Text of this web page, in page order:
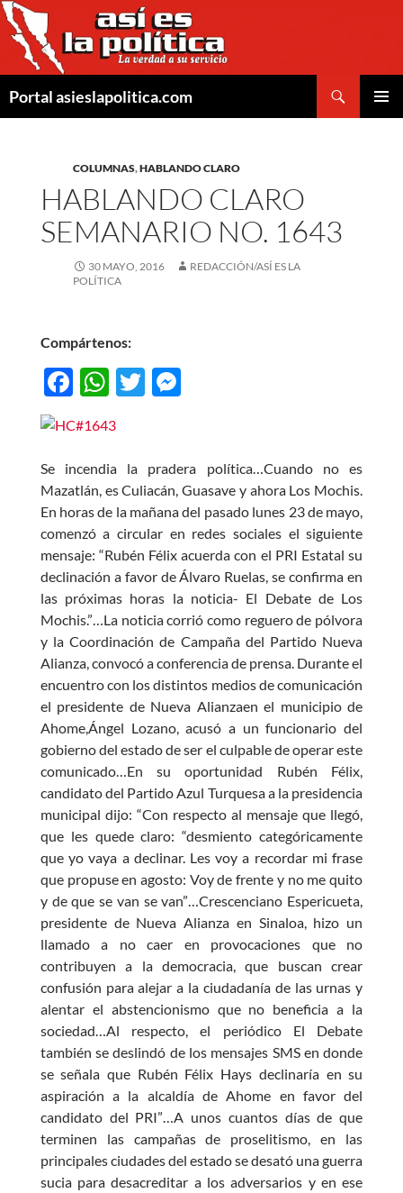
Saltar
al
contenido
Portal asieslapolitica.com
COLUMNAS,HABLANDO CLARO
HABLANDO CLARO
SEMANARIO NO. 1643
30 MAYO, 2016
REDACCIÓN/ASÍ ES LA
POLÍTICA
Compártenos:
F
e
b
o
o
k
W
at
s
A
p
p
T
er
M
n
g
er
Se incendia la pradera política…Cuando no es
Mazatlán, es Culiacán, Guasave y ahora Los Mochis.
En horas de la mañana del pasado lunes 23 de mayo,
comenzó a circular en redes sociales el siguiente
mensaje: “Rubén Félix acuerda con el PRI Estatal su
declinación a favor de Álvaro Ruelas, se confirma en
las próximas horas la noticia- El Debate de Los
Mochis.”…La noticia corrió como reguero de pólvora
y la Coordinación de Campaña del Partido Nueva
Alianza, convocó a conferencia de prensa. Durante el
encuentro con los distintos medios de comunicación
el presidente de Nueva Alianzaen el municipio de
Ahome,Ángel Lozano, acusó a un funcionario del
gobierno del estado de ser el culpable de operar este
comunicado…En su oportunidad Rubén Félix,
candidato del Partido Azul Turquesa a la presidencia
municipal dijo: “Con respecto al mensaje que llegó,
que les quede claro: “desmiento categóricamente
que yo vaya a declinar. Les voy a recordar mi frase
que propuse en agosto: Voy de frente y no me quito
y de que se van se van”…Crescenciano Espericueta,
presidente de Nueva Alianza en Sinaloa, hizo un
llamado a no caer en provocaciones que no
contribuyen a la democracia, que buscan crear
confusión para alejar a la ciudadanía de las urnas y
alentar el abstencionismo que no beneficia a la
sociedad…Al respecto, el periódico El Debate
también se deslindó de los mensajes SMS en donde
se señala que Rubén Félix Hays declinaría en su
aspiración a la alcaldía de Ahome en favor del
candidato del PRI”…A unos cuantos días de que
terminen las campañas de proselitismo, en las
principales ciudades del estado se desató una guerra
sucia para desacreditar a los adversarios y en ese